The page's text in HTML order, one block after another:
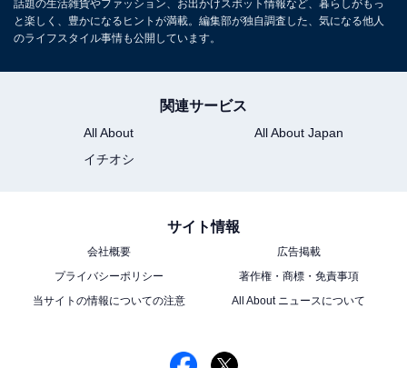
話題の生活雑貨やファッション、お出かけスポット情報など、暮らしがもっ
と楽しく、豊かになるヒントが満載。編集部が独自調査した、気になる他人
のライフスタイル事情も公開しています。
関連サービス
All About
All About Japan
イチオシ
サイト情報
会社概要
広告掲載
プライバシーポリシー
著作権・商標・免責事項
当サイトの情報についての注意
All About ニュースについて